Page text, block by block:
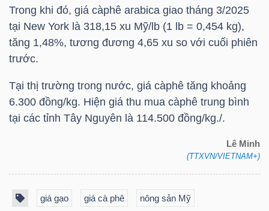
Trong khi đó, giá càphê arabica giao tháng 3/2025
tại New York là 318,15 xu Mỹ/lb (1 lb = 0,454 kg),
tăng 1,48%, tương đương 4,65 xu so với cuối phiên
trước.
Tại thị trường trong nước, giá càphê tăng khoảng
6.300 đồng/kg. Hiện giá thu mua càphê trung bình
tại các tỉnh Tây Nguyên là 114.500 đồng/kg./.
Lê Minh
(TTXVN/VIETNAM+)
giá gạo giá cà phê nông sản Mỹ
CÔNG
THIẾT